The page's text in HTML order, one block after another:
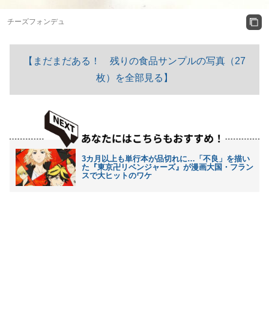
チーズフォンデュ
【まだまだある！ 残りの食品サンプルの写真（27
枚）を全部見る】
3カ月以上も単行本が品切れに…「不良」を描い
た『東京卍リベンジャーズ』が漫画大国・フラン
スで大ヒットのワケ